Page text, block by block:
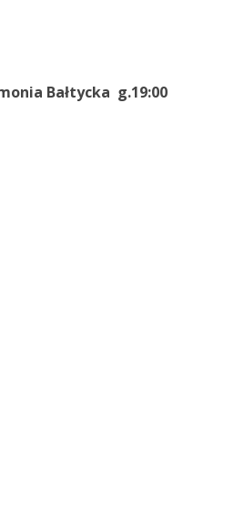
Bałtycka g.19:00